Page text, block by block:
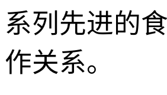
系列先进的
作关系。